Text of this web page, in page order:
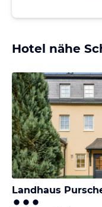
Hotel nähe
Landhaus